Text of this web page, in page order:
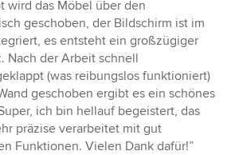
wird das Möbel über den
geschoben, der Bildschirm ist im
es entsteht ein großzügiger
Nach der Arbeit schnell
(was reibungslos funktioniert)
geschoben ergibt es ein schönes
ich bin hellauf begeistert, das
präzise verarbeitet mit gut
Funktionen. Vielen Dank dafür!”